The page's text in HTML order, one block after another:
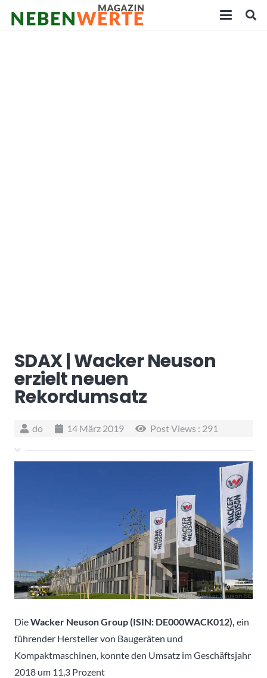
SDAX | Wacker Neuson
erzielt neuen
Rekordumsatz
do 14 März 2019 Post Views : 291
DieWacker Neuson Group (ISIN: DE000WACK012), ein
führender Hersteller von Baugeräten und
Kompaktmaschinen, konnte den Umsatz im Geschäftsjahr
2018 um 11,3 Prozent